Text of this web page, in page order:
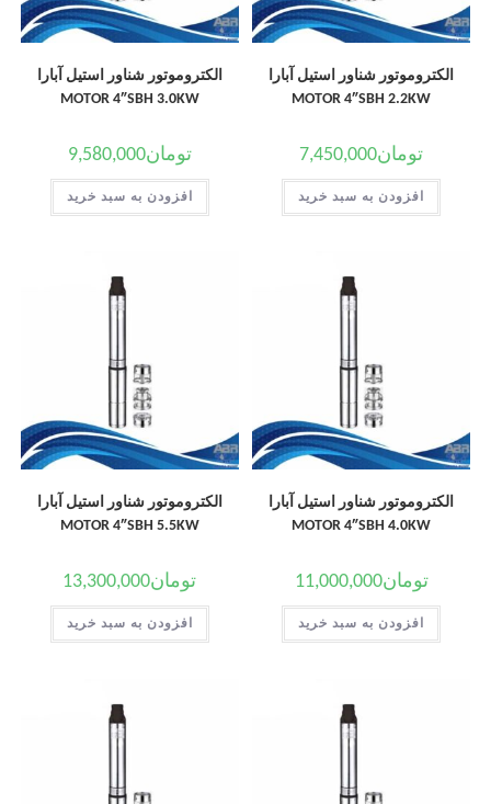
الکتروموتور شناور استیل آبارا
MOTOR 4″SBH 2.2KW
تومان7,450,000
افزودن به سبد خرید
الکتروموتور شناور استیل آبارا
MOTOR 4″SBH 3.0KW
تومان9,580,000
افزودن به سبد خرید
الکتروموتور شناور استیل آبارا
MOTOR 4″SBH 4.0KW
تومان11,000,000
افزودن به سبد خرید
الکتروموتور شناور استیل آبارا
MOTOR 4″SBH 5.5KW
تومان13,300,000
افزودن به سبد خرید